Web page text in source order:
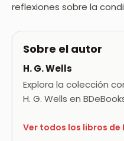
reflexiones sobre la
Sobre el autor
H. G. Wells
Explora la colección
H. G. Wells en
Ver todos los libros de